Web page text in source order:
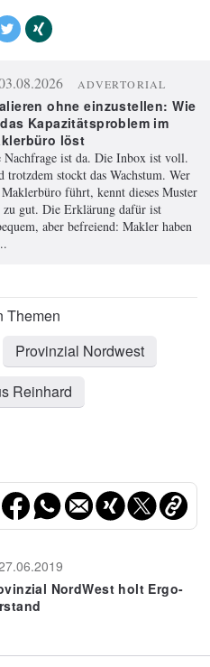
ADVERTORIAL
ohne einzustellen: Wie
Kapazitätsproblem im
löst
Nachfrage ist da. Die Inbox ist voll.
trotzdem stockt das Wachstum. Wer
führt, kennt dieses Muster
zu gut. Die Erklärung dafür ist
aber befreiend: Makler haben
Provinzial Nordwest
Reinhard
NordWest holt Ergo-